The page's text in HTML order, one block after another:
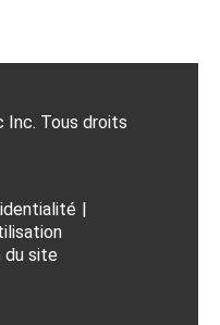
Inc. Tous droits
|
du site